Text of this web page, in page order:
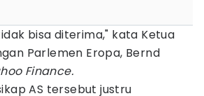
bisa diterima," kata Ketua
Parlemen Eropa, Bernd
Finance.
AS tersebut justru